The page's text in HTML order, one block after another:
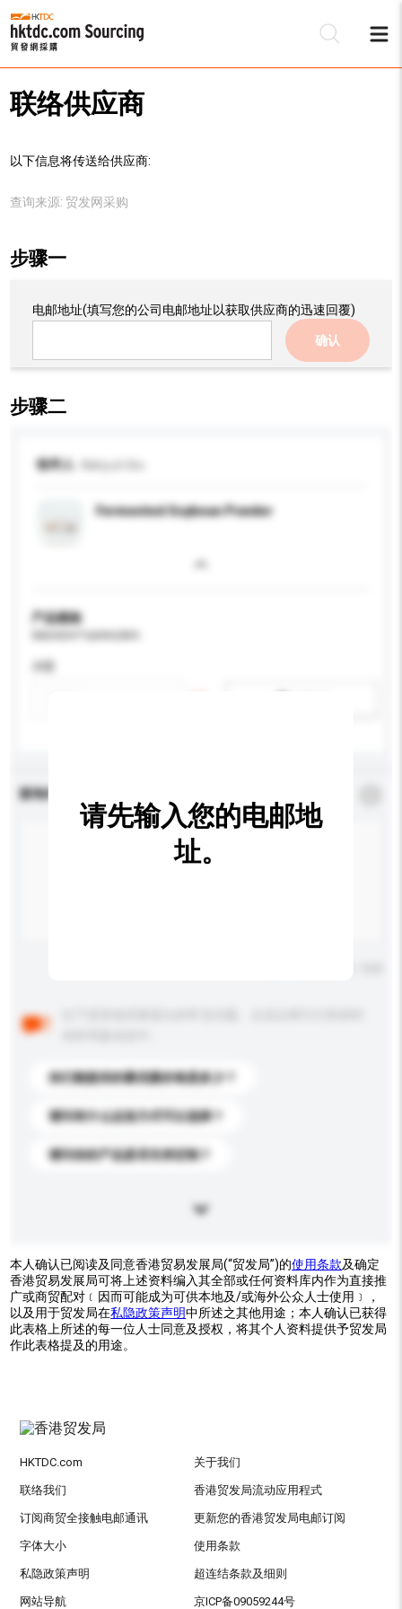
联络供应商
以下信息将传送给供应商:
查询来源: 贸发网采购
步骤一
电邮地址(填写您的公司电邮地址以获取供应商的迅速回覆)
确认
步骤二
收件人
Fermented Soybean Powder
产品规格
查询内容
你们能提供的最优惠价格是多少？
请问有什么运送方式可以选择？
请问你的产品是否支持定制？
请先输入您的电邮地
址。
本人确认已阅读及同意香港贸易发展局(“贸发局”)的使用条款及确定
香港贸易发展局可将上述资料编入其全部或任何资料库内作为直接推
广或商贸配对﹝因而可能成为可供本地及/或海外公众人士使用﹞，
以及用于贸发局在私隐政策声明中所述之其他用途；本人确认已获得
此表格上所述的每一位人士同意及授权，将其个人资料提供予贸发局
作此表格提及的用途。
HKTDC.com 关于我们
联络我们 香港贸发局流动应用程式
订阅商贸全接触电邮通讯 更新您的香港贸发局电邮订阅
字体大小 使用条款
私隐政策声明 超连结条款及细则
网站导航 京ICP备09059244号